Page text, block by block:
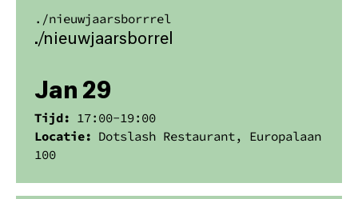
./nieuwjaarsborrrel
​./nieuwjaarsborrel
Jan 29
Tijd: 17:00-19:00
Locatie: Dotslash Restaurant, Europalaan
100